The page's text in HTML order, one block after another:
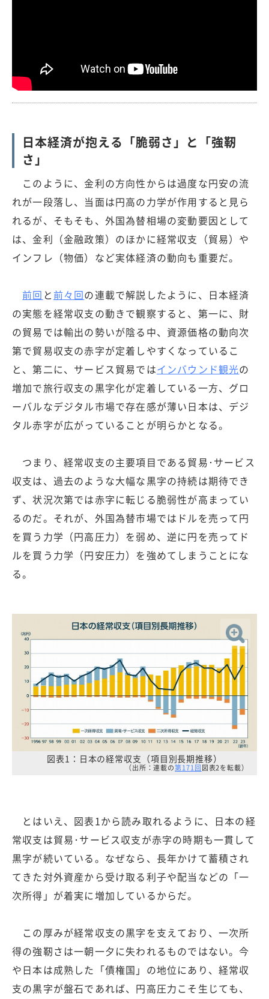
日本経済が抱える「脆弱さ」と「強靭
さ」
このように、金利の方向性からは過度な円安の流
れが一段落し、当面は円高の力学が作用すると見ら
れるが、そもそも、外国為替相場の変動要因として
は、金利（金融政策）のほかに経常収支（貿易）や
インフレ（物価）など実体経済の動向も重要だ。
前回 と 前々回の連載で解説したように、日本経済
の実態を経常収支の動きで観察すると、第一に、財
の貿易では輸出の勢いが陰る中、資源価格の動向次
第で貿易収支の赤字が定着しやすくなっているこ
と、第二に、サービス貿易ではインバウンド観光の
増加で旅行収支の黒字化が定着している一方、グロ
ーバルなデジタル市場で存在感が薄い日本は、デジ
タル赤字が広がっていることが明らかとなる。
つまり、経常収支の主要項目である貿易･サービス
収支は、過去のような大幅な黒字の持続は期待でき
ず、状況次第では赤字に転じる脆弱性が高まってい
るのだ。それが、外国為替市場ではドルを売って円
を買う力学（円高圧力）を弱め、逆に円を売ってド
ルを買う力学（円安圧力）を強めてしまうことにな
る。
図表1：日本の経常収支（項目別長期推移）
（出所：連載の第171回図表2を転載）
とはいえ、図表1から読み取れるように、日本の経
常収支は貿易･サービス収支が赤字の時期も一貫して
黒字が続いている。なぜなら、長年かけて蓄積され
てきた対外資産から受け取る利子や配当などの「一
次所得」が着実に増加しているからだ。
この厚みが経常収支の黒字を支えており、一次所
得の強靭さは一朝一夕に失われるものではない。今
や日本は成熟した「債権国」の地位にあり、経常収
支の黒字が盤石であれば、円高圧力こそ生じても、